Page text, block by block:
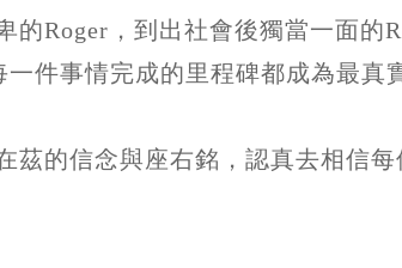
Roger，到出社會後獨當一面的
件事情完成的里程碑都成為最真
茲的信念與座右銘，認真去相信